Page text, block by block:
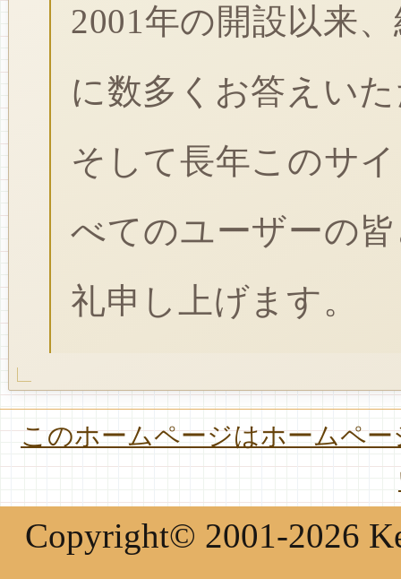
2001年の開設以来
に数多くお答えい
そして長年このサ
べてのユーザーの
礼申し上げます。
このホームページはホームペ
Copyright© 2001-2026